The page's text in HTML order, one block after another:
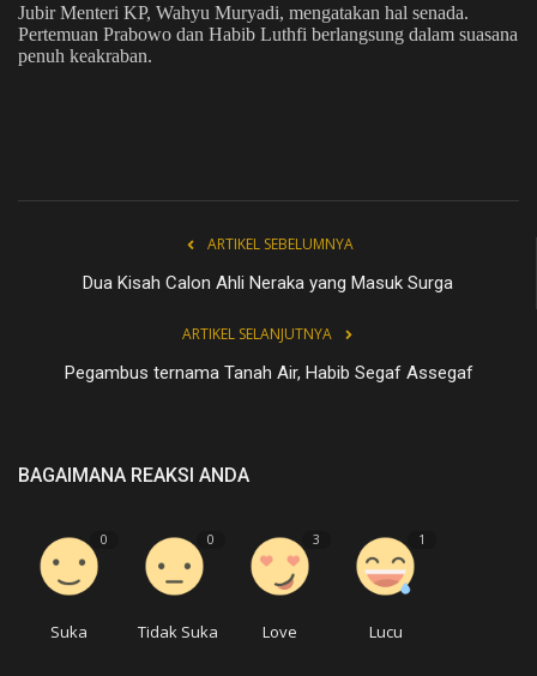
Jubir Menteri KP, Wahyu Muryadi, mengatakan hal senada.
Pertemuan Prabowo dan Habib Luthfi berlangsung dalam suasana
penuh keakraban.
ARTIKEL SEBELUMNYA
Dua Kisah Calon Ahli Neraka yang Masuk Surga
ARTIKEL SELANJUTNYA
Pegambus ternama Tanah Air, Habib Segaf Assegaf
BAGAIMANA REAKSI ANDA
0
Suka
0
Tidak Suka
3
Love
1
Lucu